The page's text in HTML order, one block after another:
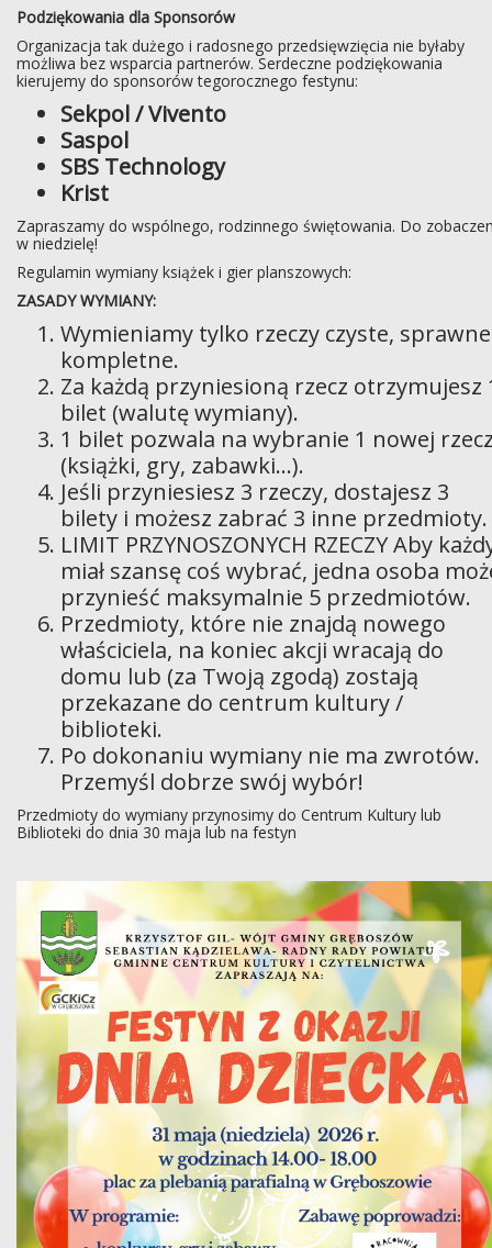
Podziękowania dla Sponsorów
Organizacja tak dużego i radosnego przedsięwzięcia nie byłaby
możliwa bez wsparcia partnerów. Serdeczne podziękowania
kierujemy do sponsorów tegorocznego festynu:
Sekpol / Vivento
Saspol
SBS Technology
Krist
Zapraszamy do wspólnego, rodzinnego świętowania. Do
w niedzielę!
Regulamin wymiany książek i gier planszowych:
ZASADY WYMIANY:
Wymieniamy tylko rzeczy czyste,
kompletne.
Za każdą przyniesioną rzecz otrzymujesz
bilet (walutę wymiany).
1 bilet pozwala na wybranie 1 nowej
(książki, gry, zabawki...).
Jeśli przyniesiesz 3 rzeczy, dostajesz 3
bilety i możesz zabrać 3 inne przedmioty.
LIMIT PRZYNOSZONYCH RZECZY Aby
miał szansę coś wybrać, jedna osoba
przynieść maksymalnie 5 przedmiotów.
Przedmioty, które nie znajdą nowego
właściciela, na koniec akcji wracają do
domu lub (za Twoją zgodą) zostają
przekazane do centrum kultury /
biblioteki.
Po dokonaniu wymiany nie ma zwrotów.
Przemyśl dobrze swój wybór!
Przedmioty do wymiany przynosimy do Centrum Kultury lub
Biblioteki do dnia 30 maja lub na festyn